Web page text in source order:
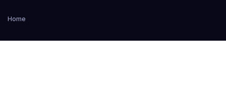
Home